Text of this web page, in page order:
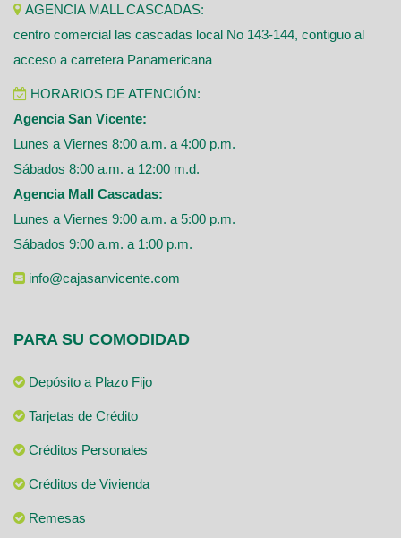
AGENCIA MALL CASCADAS:
centro comercial las cascadas local No 143-144, contiguo al
acceso a carretera Panamericana
HORARIOS DE ATENCIÓN:
Agencia San Vicente:
Lunes a Viernes 8:00 a.m. a 4:00 p.m.
Sábados 8:00 a.m. a 12:00 m.d.
Agencia Mall Cascadas:
Lunes a Viernes 9:00 a.m. a 5:00 p.m.
Sábados 9:00 a.m. a 1:00 p.m.
info@cajasanvicente.com
PARA SU COMODIDAD
Depósito a Plazo Fijo
Tarjetas de Crédito
Créditos Personales
Créditos de Vivienda
Remesas